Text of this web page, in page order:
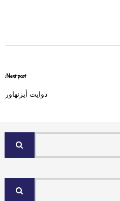
Next post:
دوايت أيزنهاور